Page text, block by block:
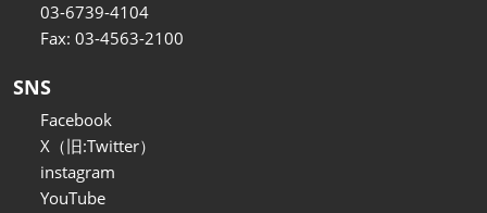
03-6739-4104
Fax: 03-4563-2100
SNS
Facebook
X（旧:Twitter）
instagram
YouTube